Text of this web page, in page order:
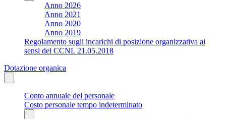
Anno 2026
Anno 2021
Anno 2020
Anno 2019
Regolamento sugli incarichi di posizione organizzativa ai
sensi del CCNL 21.05.2018
Dotazione organica
Conto annuale del personale
Costo personale tempo indeterminato